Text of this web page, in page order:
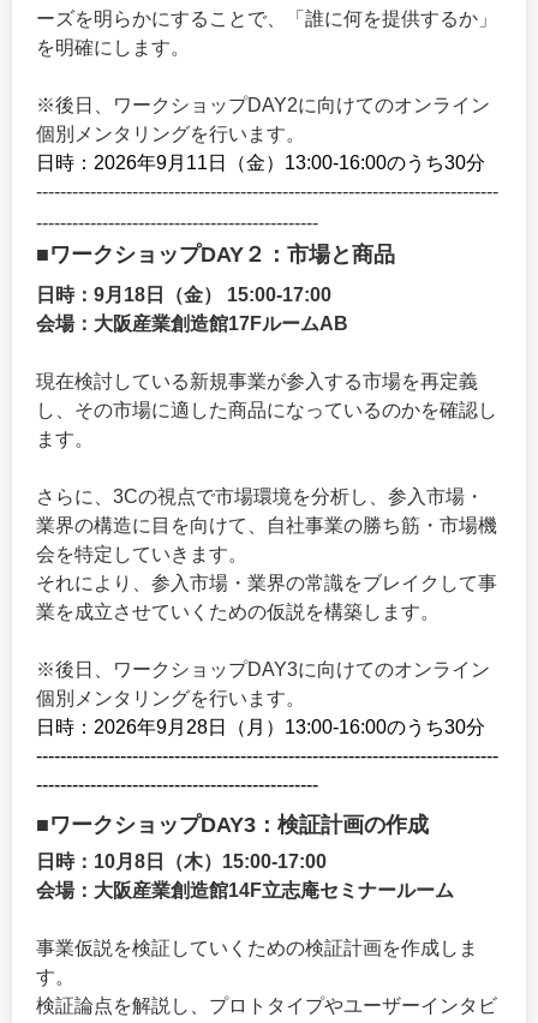
ーズを明らかにすることで、「誰に何を提供するか」
を明確にします。
※後日、ワークショップDAY2に向けてのオンライン
個別メンタリングを行います。
日時：2026年9月11日（金）13:00-16:00のうち30分
-----------------------------------------------------------------------------
-----------------------------------------------
■ワークショップDAY２：市場と商品
日時：9月18日（金） 15:00-17:00
会場：大阪産業創造館17FルームAB
現在検討している新規事業が参入する市場を再定義
し、その市場に適した商品になっているのかを確認し
ます。
さらに、3Cの視点で市場環境を分析し、参入市場・
業界の構造に目を向けて、自社事業の勝ち筋・市場機
会を特定していきます。
それにより、参入市場・業界の常識をブレイクして事
業を成立させていくための仮説を構築します。
※後日、ワークショップDAY3に向けてのオンライン
個別メンタリングを行います。
日時：2026年9月28日（月）13:00-16:00のうち30分
-----------------------------------------------------------------------------
-----------------------------------------------
■ワークショップDAY3：検証計画の作成
日時：10月8日（木）15:00-17:00
会場：大阪産業創造館14F立志庵セミナールーム
事業仮説を検証していくための検証計画を作成しま
す。
検証論点を解説し、プロトタイプやユーザーインタビ